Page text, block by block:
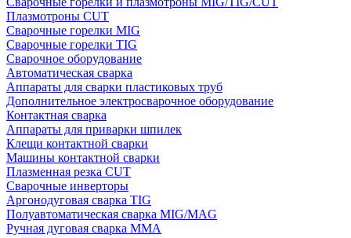
Плазмотроны CUT
Сварочные горелки MIG
Сварочные горелки TIG
Сварочное оборудование
Автоматическая сварка
Аппараты для сварки пластиковых труб
Дополнительное электросварочное оборудование
Контактная сварка
Аппараты для приварки шпилек
Клещи контактной сварки
Машины контактной сварки
Плазменная резка CUT
Сварочные инверторы
Аргонодуговая сварка TIG
Полуавтоматическая сварка MIG/MAG
Ручная дуговая сварка MMA